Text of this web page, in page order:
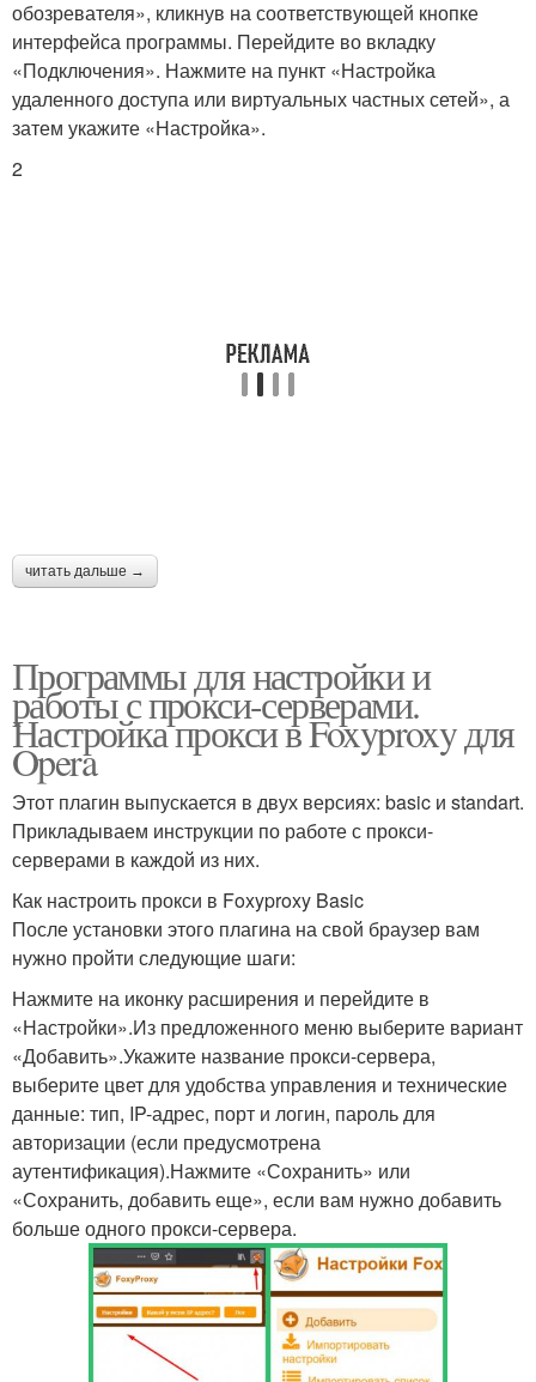
обозревателя», кликнув на соответствующей кнопке
интерфейса программы. Перейдите во вкладку
«Подключения». Нажмите на пункт «Настройка
удаленного доступа или виртуальных частных сетей», а
затем укажите «Настройка».
2
читать дальше →
Программы для настройки и
работы с прокси-серверами.
Настройка прокси в Foxyproxy для
Opera
Этот плагин выпускается в двух версиях: basic и standart.
Прикладываем инструкции по работе с прокси-
серверами в каждой из них.
Как настроить прокси в Foxyproxy Basic
После установки этого плагина на свой браузер вам
нужно пройти следующие шаги:
Нажмите на иконку расширения и перейдите в
«Настройки».Из предложенного меню выберите вариант
«Добавить».Укажите название прокси-сервера,
выберите цвет для удобства управления и технические
данные: тип, IP-адрес, порт и логин, пароль для
авторизации (если предусмотрена
аутентификация).Нажмите «Сохранить» или
«Сохранить, добавить еще», если вам нужно добавить
больше одного прокси-сервера.